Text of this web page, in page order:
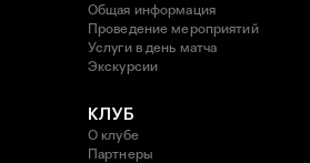
Общая информация
Проведение мероприятий
Услуги в день матча
Экскурсии
КЛУБ
О клубе
Партнеры